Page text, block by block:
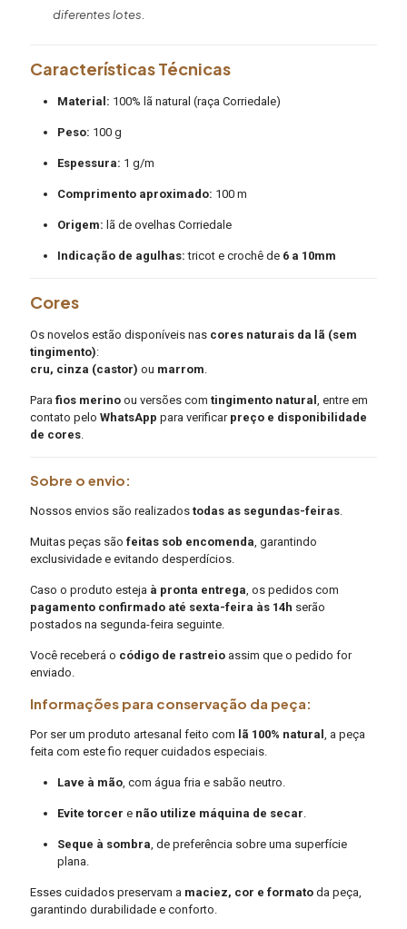
diferentes lotes.
Características Técnicas
Material: 100% lã natural (raça Corriedale)
Peso: 100 g
Espessura: 1 g/m
Comprimento aproximado: 100 m
Origem: lã de ovelhas Corriedale
Indicação de agulhas: tricot e crochê de 6 a 10mm
Cores
Os novelos estão disponíveis nas cores naturais da lã (sem
tingimento):
cru, cinza (castor) ou marrom.
Para fios merino ou versões com tingimento natural , entre em
contato pelo WhatsApp para verificar preço e disponibilidade
de cores.
Sobre o envio:
Nossos envios são realizados todas as segundas-feiras.
Muitas peças são feitas sob encomenda, garantindo
exclusividade e evitando desperdícios.
Caso o produto esteja à pronta entrega, os pedidos com
pagamento confirmado até sexta-feira às 14h serão
postados na segunda-feira seguinte.
Você receberá o código de rastreio assim que o pedido for
enviado.
Informações para conservação da peça:
Por ser um produto artesanal feito com lã 100% natural , a peça
feita com este fio requer cuidados especiais.
Lave à mão, com água fria e sabão neutro.
Evite torcer e não utilize máquina de secar.
Seque à sombra, de preferência sobre uma superfície
plana.
Esses cuidados preservam a maciez, cor e formato da peça,
garantindo durabilidade e conforto.